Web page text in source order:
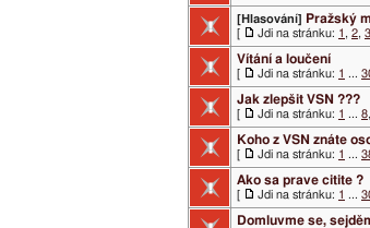
[Hlasování] Pražský
[ Jdi na stránku: 1 , 2, 3
Vítání a loučení
[ Jdi na stránku: 1 ...
Jak zlepšit VSN ???
[ Jdi na stránku: 1 ... 8,
Koho z VSN znáte
[ Jdi na stránku: 1 ...
Ako sa prave citite ?
[ Jdi na stránku: 1 ...
Domluvme se,